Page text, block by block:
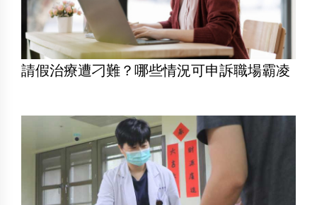
請假治療遭刁難？哪些情況可申訴職場霸凌